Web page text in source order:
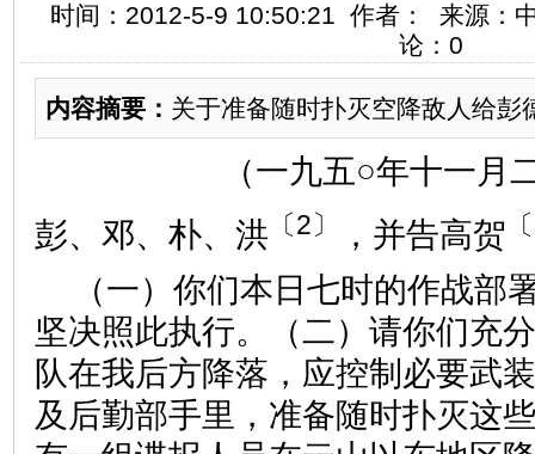
时间：2012-5-9 10:50:21 作者： 来源：
论： 0
内容摘要： 关于准备随时扑灭空降敌人给彭
（一九五○年十一月
彭、邓、朴、洪 〔2〕 ，并告高贺
（一）你们本日七时的作战部
坚决照此执行。（二）请你们充
队在我后方降落，应控制必要武
及后勤部手里，准备随时扑灭这